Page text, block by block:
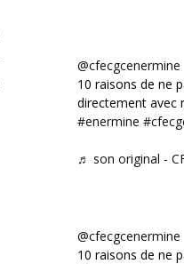
@cfecgcenermine
10 raisons de ne
directement avec
#enermine
♬ son original -
@cfecgcenermine
10 raisons de ne